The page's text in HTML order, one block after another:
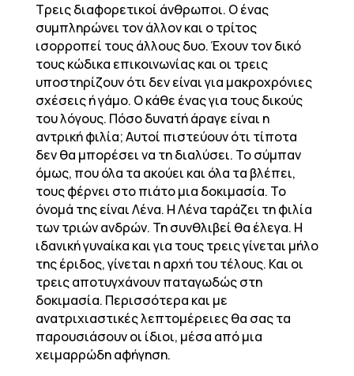
Τρεις διαφορετικοί άνθρωποι. Ο ένας
συμπληρώνει τον άλλον και ο τρίτος
ισορροπεί τους άλλους δυο. Έχουν τον δικό
τους κώδικα επικοινωνίας και οι τρεις
υποστηρίζουν ότι δεν είναι για μακροχρόνιες
σχέσεις ή γάμο. Ο κάθε ένας για τους δικούς
του λόγους. Πόσο δυνατή άραγε είναι η
αντρική φιλία; Αυτοί πιστεύουν ότι τίποτα
δεν θα μπορέσει να τη διαλύσει. Το σύμπαν
όμως, που όλα τα ακούει και όλα τα βλέπει,
τους φέρνει στο πιάτο μια δοκιμασία. Το
όνομά της είναι Λένα. Η Λένα ταράζει τη φιλία
των τριών ανδρών. Τη συνθλιβεί θα έλεγα. Η
ιδανική γυναίκα και για τους τρεις γίνεται μήλο
της έριδος, γίνεται η αρχή του τέλους. Και οι
τρεις αποτυγχάνουν παταγωδώς στη
δοκιμασία. Περισσότερα και με
ανατριχιαστικές λεπτομέρειες θα σας τα
παρουσιάσουν οι ίδιοι, μέσα από μια
χειμαρρώδη αφήγηση.